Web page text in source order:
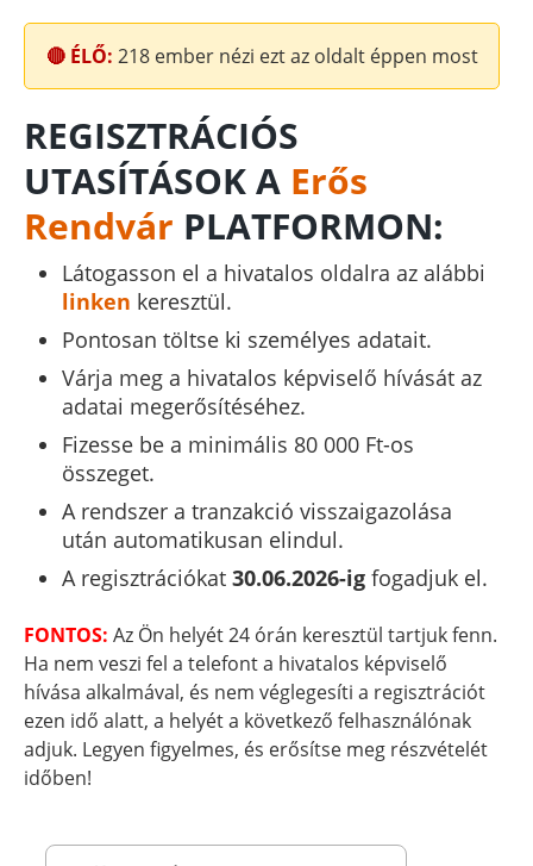
🔴 ÉLŐ: 218ember nézi ezt az oldalt éppen most
REGISZTRÁCIÓS
UTASÍTÁSOK A Erős
Rendvár PLATFORMON:
Látogasson el a hivatalos oldalra az alábbi
linken keresztül.
Pontosan töltse ki személyes adatait.
Várja meg a hivatalos képviselő hívását az
adatai megerősítéséhez.
Fizesse be a minimális 80 000 Ft-os
összeget.
A rendszer a tranzakció visszaigazolása
után automatikusan elindul.
A regisztrációkat30.06.2026-igfogadjuk el.
FONTOS: Az Ön helyét 24 órán keresztül tartjuk fenn.
Ha nem veszi fel a telefont a hivatalos képviselő
hívása alkalmával, és nem véglegesíti a regisztrációt
ezen idő alatt, a helyét a következő felhasználónak
adjuk. Legyen figyelmes, és erősítse meg részvételét
időben!